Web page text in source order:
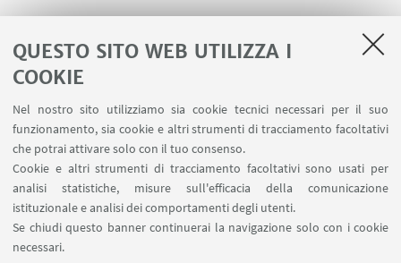
QUESTO SITO WEB UTILIZZA I
COOKIE
Nel nostro sito utilizziamo sia cookie tecnici necessari per il suo
funzionamento, sia cookie e altri strumenti di tracciamento facoltativi
che potrai attivare solo con il tuo consenso.
Cookie e altri strumenti di tracciamento facoltativi sono usati per
analisi statistiche, misure sull'efficacia della comunicazione
istituzionale e analisi dei comportamenti degli utenti.
Se chiudi questo banner continuerai la navigazione solo con i cookie
necessari.
1 2
LINK UTILI
Contatti
Area riservata